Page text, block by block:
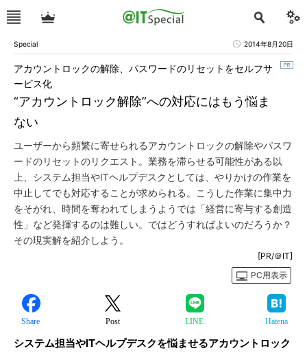
Special 2014年8月20日
“アカウントロック解除”への対応にはもう悩ま
ない
アカウントロックの解除、パスワードのリセットをセルフサ
ービス化
ユーザーから頻繁に寄せられるアカウントロックの解除やパスワ
ードのリセットのリクエスト。業務を滞らせる可能性がある以
上、システム担当やITヘルプデスクとしては、やりかけの作業を
中止してでも対応することが求められる。こうした作業に集中力
をそがれ、時間を奪われてしまうようでは「経営に寄与する創造
性」など発揮するのは難しい。ではどうすればよいのだろうか？
その現実解を紹介しよう。
[PR/＠IT]
PC用表示
Share Post LINE Hatena
システム担当やITヘルプデスクを悩ませるアカウントロック